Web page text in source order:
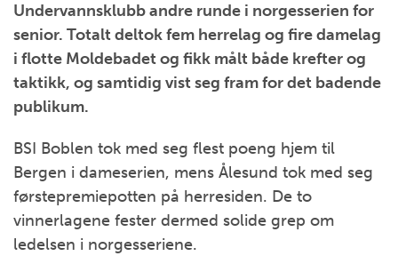
Undervannsklubb andre runde i norgesserien for
senior. Totalt deltok fem herrelag og fire damelag
i flotte Moldebadet og fikk målt både krefter og
taktikk, og samtidig vist seg fram for det badende
publikum.
BSI Boblen tok med seg flest poeng hjem til
Bergen i dameserien, mens Ålesund tok med seg
førstepremiepotten på herresiden. De to
vinnerlagene fester dermed solide grep om
ledelsen i norgesseriene.